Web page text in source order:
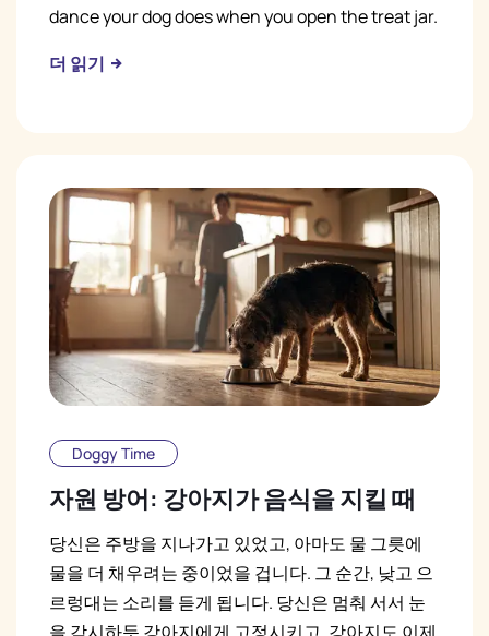
dance your dog does when you open the treat jar.
더 읽기
Doggy Time
자원 방어: 강아지가 음식을 지킬 때
당신은 주방을 지나가고 있었고, 아마도 물 그릇에
물을 더 채우려는 중이었을 겁니다. 그 순간, 낮고 으
르렁대는 소리를 듣게 됩니다. 당신은 멈춰 서서 눈